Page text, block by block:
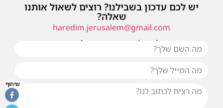
יש לכם עדכון בשבילנו? רוצים לשאול אותנו
שאלה?
haredim.jerusalem@gmail.com
או שילחו אלינו פנייה ונחזור אליכם בהקדם
שיתוף